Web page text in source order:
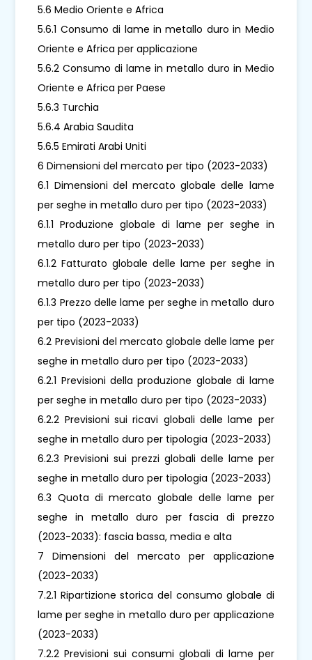
5.6 Medio Oriente e Africa
5.6.1 Consumo di lame in metallo duro in Medio
Oriente e Africa per applicazione
5.6.2 Consumo di lame in metallo duro in Medio
Oriente e Africa per Paese
5.6.3 Turchia
5.6.4 Arabia Saudita
5.6.5 Emirati Arabi Uniti
6 Dimensioni del mercato per tipo (2023-2033)
6.1 Dimensioni del mercato globale delle lame
per seghe in metallo duro per tipo (2023-2033)
6.1.1 Produzione globale di lame per seghe in
metallo duro per tipo (2023-2033)
6.1.2 Fatturato globale delle lame per seghe in
metallo duro per tipo (2023-2033)
6.1.3 Prezzo delle lame per seghe in metallo duro
per tipo (2023-2033)
6.2 Previsioni del mercato globale delle lame per
seghe in metallo duro per tipo (2023-2033)
6.2.1 Previsioni della produzione globale di lame
per seghe in metallo duro per tipo (2023-2033)
6.2.2 Previsioni sui ricavi globali delle lame per
seghe in metallo duro per tipologia (2023-2033)
6.2.3 Previsioni sui prezzi globali delle lame per
seghe in metallo duro per tipologia (2023-2033)
6.3 Quota di mercato globale delle lame per
seghe in metallo duro per fascia di prezzo
(2023-2033): fascia bassa, media e alta
7 Dimensioni del mercato per applicazione
(2023-2033)
7.2.1 Ripartizione storica del consumo globale di
lame per seghe in metallo duro per applicazione
(2023-2033)
7.2.2 Previsioni sui consumi globali di lame per